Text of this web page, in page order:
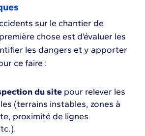
sur le chantier de
chose est d’évaluer les
les dangers et y apporter
ce faire :
du site pour relever les
(terrains instables, zones à
proximité de lignes